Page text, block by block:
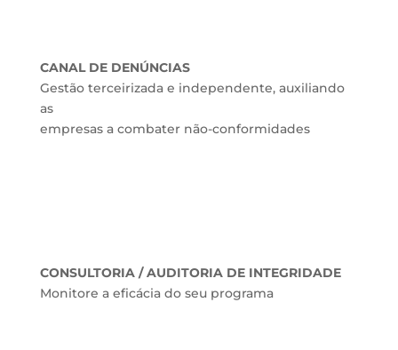
CANAL DE DENÚNCIAS
Gestão terceirizada e independente, auxiliando
as
empresas a combater não-conformidades
CONSULTORIA / AUDITORIA DE INTEGRIDADE
Monitore a eficácia do seu programa